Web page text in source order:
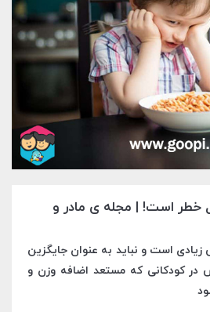
خطر است! | مجله ی مادر و
است و نباید به عنوان جایگزین
کودکانی که مستعد اضافه وزن و